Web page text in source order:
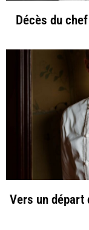
Décès du
Vers un départ